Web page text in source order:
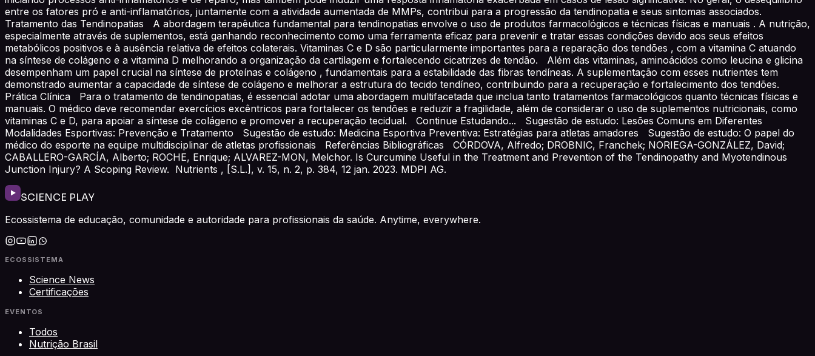
entre os fatores pró e anti-inflamatórios, juntamente com a atividade aumentada de MMPs, contribui para a progressão da tendinopatia e seus sintomas associados.
Tratamento das Tendinopatias A abordagem terapêutica fundamental para tendinopatias envolve o uso de produtos farmacológicos e técnicas físicas e manuais . A nutrição,
especialmente através de suplementos, está ganhando reconhecimento como uma ferramenta eficaz para prevenir e tratar essas condições devido aos seus efeitos
metabólicos positivos e à ausência relativa de efeitos colaterais. Vitaminas C e D são particularmente importantes para a reparação dos tendões , com a vitamina C atuando
na síntese de colágeno e a vitamina D melhorando a organização da cartilagem e fortalecendo cicatrizes de tendão. Além das vitaminas, aminoácidos como leucina e glicina
desempenham um papel crucial na síntese de proteínas e colágeno , fundamentais para a estabilidade das fibras tendíneas. A suplementação com esses nutrientes tem
demonstrado aumentar a capacidade de síntese de colágeno e melhorar a estrutura do tecido tendíneo, contribuindo para a recuperação e fortalecimento dos tendões.
Prática Clínica Para o tratamento de tendinopatias, é essencial adotar uma abordagem multifacetada que inclua tanto tratamentos farmacológicos quanto técnicas físicas e
manuais. O médico deve recomendar exercícios excêntricos para fortalecer os tendões e reduzir a fragilidade, além de considerar o uso de suplementos nutricionais, como
vitaminas C e D, para apoiar a síntese de colágeno e promover a recuperação tecidual. Continue Estudando... Sugestão de estudo: Lesões Comuns em Diferentes
Modalidades Esportivas: Prevenção e Tratamento Sugestão de estudo: Medicina Esportiva Preventiva: Estratégias para atletas amadores Sugestão de estudo: O papel do
médico do esporte na equipe multidisciplinar de atletas profissionais Referências Bibliográficas CÓRDOVA, Alfredo; DROBNIC, Franchek; NORIEGA-GONZÁLEZ, David;
CABALLERO-GARCÍA, Alberto; ROCHE, Enrique; ALVAREZ-MON, Melchor. Is Curcumine Useful in the Treatment and Prevention of the Tendinopathy and Myotendinous
Junction Injury? A Scoping Review. Nutrients , [S.L.], v. 15, n. 2, p. 384, 12 jan. 2023. MDPI AG.
SCIENCE PLAY
Ecossistema de educação, comunidade e autoridade para profissionais da saúde. Anytime, everywhere.
ECOSSISTEMA
Science News
Certificações
EVENTOS
Todos
Nutrição Brasil